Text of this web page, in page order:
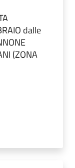
dalle
(ZONA